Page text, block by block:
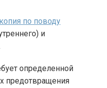
по поводу
и
определенной
предотвращения